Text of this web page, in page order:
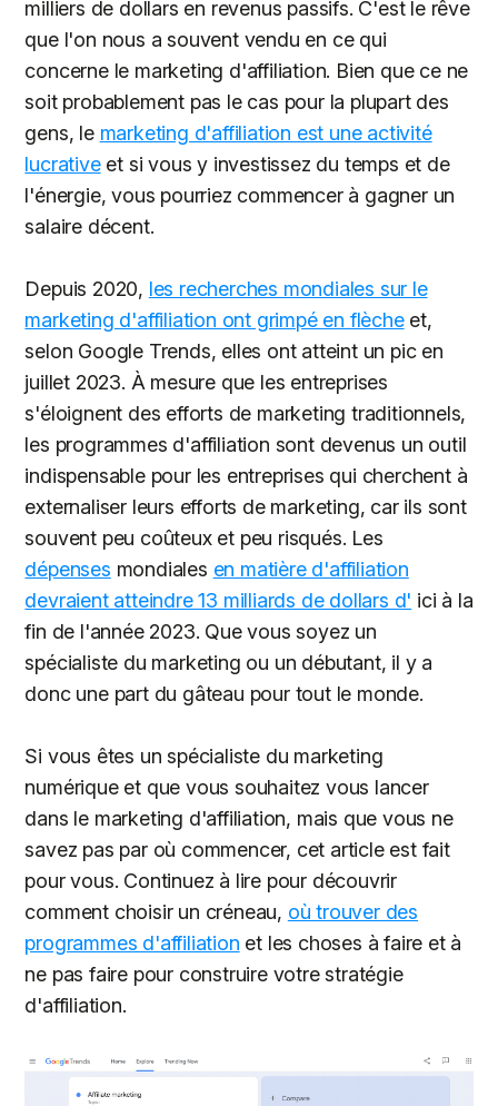
milliers de dollars en revenus passifs. C'est le rêve
que l'on nous a souvent vendu en ce qui
concerne le marketing d'affiliation. Bien que ce ne
soit probablement pas le cas pour la plupart des
gens, le marketing d'affiliation est une activité
lucrativeet si vous y investissez du temps et de
l'énergie, vous pourriez commencer à gagner un
salaire décent.
Depuis 2020, les recherches mondiales sur le
marketing d'affiliation ont grimpé en flècheet,
selon Google Trends, elles ont atteint un pic en
juillet 2023. À mesure que les entreprises
s'éloignent des efforts de marketing traditionnels,
les programmes d'affiliation sont devenus un outil
indispensable pour les entreprises qui cherchent à
externaliser leurs efforts de marketing, car ils sont
souvent peu coûteux et peu risqués. Les
dépenses mondiales en matière d'affiliation
devraient atteindre 13 milliards de dollars d' ici à la
fin de l'année 2023. Que vous soyez un
spécialiste du marketing ou un débutant, il y a
donc une part du gâteau pour tout le monde.
Si vous êtes un spécialiste du marketing
numérique et que vous souhaitez vous lancer
dans le marketing d'affiliation, mais que vous ne
savez pas par où commencer, cet article est fait
pour vous. Continuez à lire pour découvrir
comment choisir un créneau, où trouver des
programmes d'affiliation et les choses à faire et à
ne pas faire pour construire votre stratégie
d'affiliation.